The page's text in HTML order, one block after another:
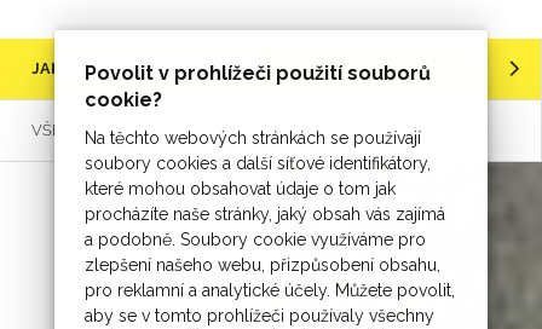
Povolit v prohlížeči použití souborů
cookie?
Na těchto webových stránkách se používají
soubory cookies a další síťové identifikátory,
které mohou obsahovat údaje o tom jak
procházíte naše stránky, jaký obsah vás zajímá
a podobně. Soubory cookie využíváme pro
zlepšení našeho webu, přizpůsobení obsahu,
pro reklamní a analytické účely. Můžete povolit,
aby se v tomto prohlížeči používaly všechny
JAK SPRÁVNĚ TŘÍDIT ODPAD?
VŠE O TŘÍDĚNÍ ODPADŮ